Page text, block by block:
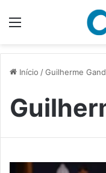
Início /Guilherme